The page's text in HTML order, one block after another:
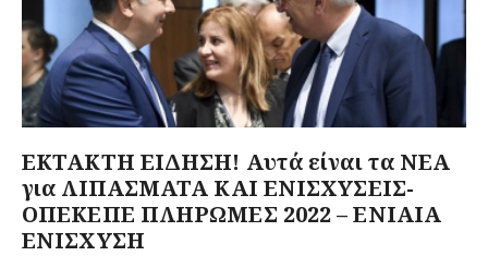
ΕΚΤΑΚΤΗ ΕΙΔΗΣΗ! Αυτά είναι τα ΝΕΑ
για ΛΙΠΑΣΜΑΤΑ ΚΑΙ ΕΝΙΣΧΥΣΕΙΣ-
ΟΠΕΚΕΠΕ ΠΛΗΡΩΜΕΣ 2022 – ΕΝΙΑΙΑ
ΕΝΙΣΧΥΣΗ